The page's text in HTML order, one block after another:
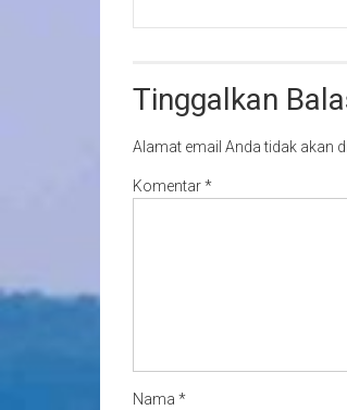
Tinggalkan
Alamat email Anda tidak akan
Komentar*
Nama *